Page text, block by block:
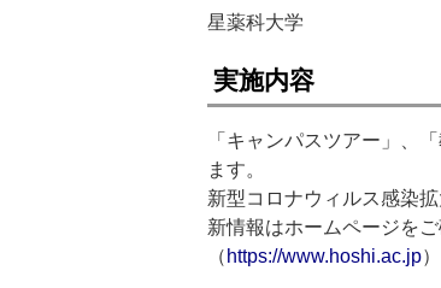
星薬科大学
実施内容
「キャンパスツアー」、
ます。
新型コロナウィルス感染
新情報はホームページをご
（ https://www.hoshi.ac.jp）